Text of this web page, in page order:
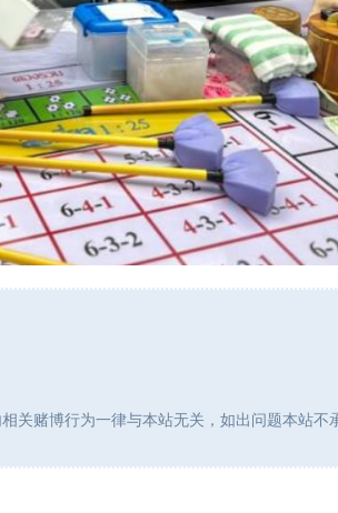
关赌博行为一律与本站无关，如出问题本站不